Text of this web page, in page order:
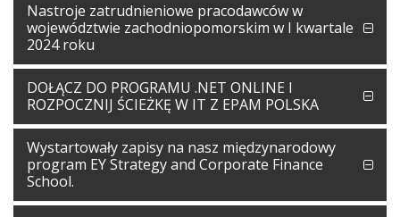
Nastroje zatrudnieniowe pracodawców w
województwie zachodniopomorskim w I kwartale
2024 roku
DOŁĄCZ DO PROGRAMU .NET ONLINE I
ROZPOCZNIJ ŚCIEŻKĘ W IT Z EPAM POLSKA
Wystartowały zapisy na nasz międzynarodowy
program EY Strategy and Corporate Finance
School.